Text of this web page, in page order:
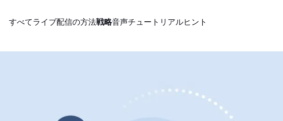
すべてライブ配信の方法戦略音声チュートリアルヒント